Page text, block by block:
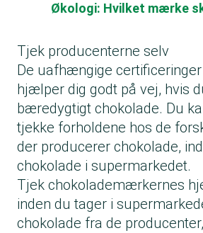
Økologi: Hvilket mærke
Tjek producenterne selv
De uafhængige
hjælper dig godt på vej, hvis
bæredygtigt chokolade. Du
tjekke forholdene hos de
der producerer chokolade,
chokolade i supermarkedet.
Tjek chokolademærkernes
inden du tager i
chokolade fra de